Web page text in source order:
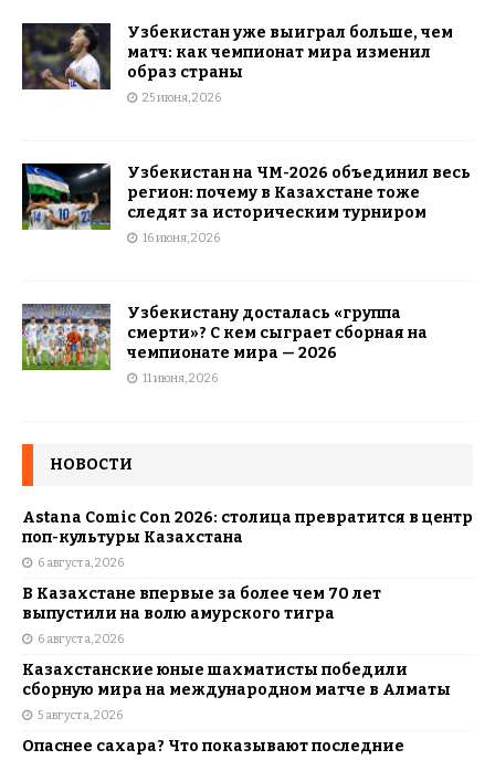
Узбекистан уже выиграл больше, чем
матч: как чемпионат мира изменил
образ страны
25 июня, 2026
Узбекистан на ЧМ-2026 объединил весь
регион: почему в Казахстане тоже
следят за историческим турниром
16 июня, 2026
Узбекистану досталась «группа
смерти»? С кем сыграет сборная на
чемпионате мира — 2026
11 июня, 2026
НОВОСТИ
Astana Comic Con 2026: столица превратится в центр
поп-культуры Казахстана
6 августа, 2026
В Казахстане впервые за более чем 70 лет
выпустили на волю амурского тигра
6 августа, 2026
Казахстанские юные шахматисты победили
сборную мира на международном матче в Алматы
5 августа, 2026
Опаснее сахара? Что показывают последние